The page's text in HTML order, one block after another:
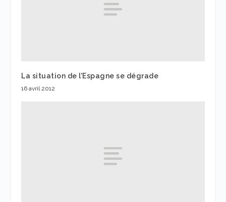
La situation de l’Espagne se dégrade
16 avril 2012